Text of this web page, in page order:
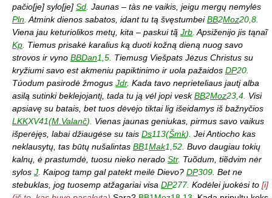
pačio[je] sylo[je] Sd. Jaunas – tàs ne vaikis, jeigu mergų nemylės
Pln. Atmink dienos sabatos, idant tu tą švęstumbeiBB2Moz20,8.
Viena jau keturiolikos metų, kita – paskui tą̃ Jrb. Apsiženijo jis tąnaĩ
Kp. Tiemus prisakė karalius ką duoti kožną dieną nuog savo
strovos ir vyno BBDan1,5. Tiemusg Viešpats Jėzus Christus su
kryžiumi savo est akmeniu papiktinimo ir uola pažaidos DP20.
Túodum pasirodė žmogus Jdr. Kada tavo neprieteliaus jautį alba
asilą sutinki beklejojantį, tada tu ją vėl jopi veskBB2Moz23,4. Visi
apsiavę su batais, bet tuos dėvėjo tiktai lig išeidamys iš bažnyčios
LKKXV41(M.Valanč). Vienas jaunas geniukas, pirmus savo vaikus
išperėjęs, labai džiaugėse su tais Ds113(Šmk). Jei Antiocho kas
neklausytų, tas būtų nušalintas BB1Mak1,52. Buvo daugiau tokių
kalnų, ė prastumdė, tuosu nieko nerado Str. Tuõdum, tiẽdvim nėr
sylos J. Kaipog tamp gal patekt meilė Dievo? DP309. Bet ne
stebuklas, jog tuosemp atžagariai visa DP277. Kodėlei juokėsi to [i]